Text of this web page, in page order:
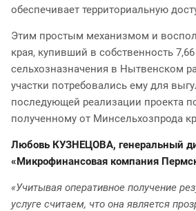
обеспечивает территориальную
Этим простым механизмом и
края, купивший в собственность
сельхозназначения в Нытвенском
участки потребовались ему для
последующей реализации проекта
полученному от Минсельхозпрода
Любовь КУЗНЕЦОВА, генеральный
«Микрофинансовая компания
«Учитывая оперативное получение
услуге считаем, что она является